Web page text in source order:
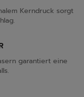
Kerndruck sorgt
garantiert eine